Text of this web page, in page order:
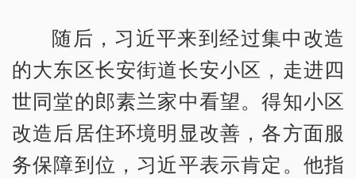
随后，习近平来到经过集中改造
的大东区长安街道长安小区，走进四
世同堂的郎素兰家中看望。得知小区
改造后居住环境明显改善，各方面服
务保障到位，习近平表示肯定。他指